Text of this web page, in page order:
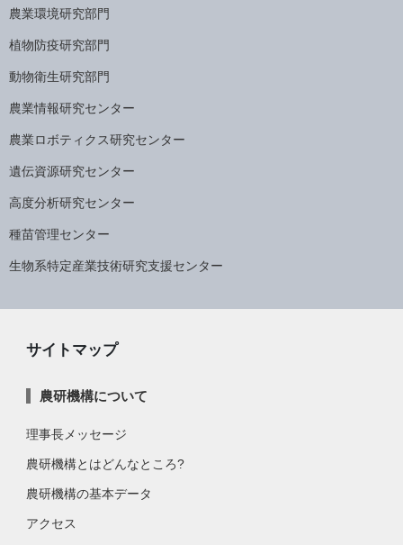
農業環境研究部門
植物防疫研究部門
動物衛生研究部門
農業情報研究センター
農業ロボティクス研究センター
遺伝資源研究センター
高度分析研究センター
種苗管理センター
生物系特定産業技術研究支援センター
サイトマップ
農研機構について
理事長メッセージ
農研機構とはどんなところ?
農研機構の基本データ
アクセス